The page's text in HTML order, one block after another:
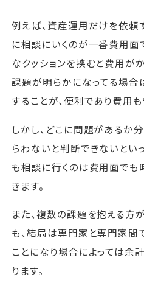
例えば、資産運用だけを依頼
に相談にいくのが一番費用面
なクッションを挟むと費用が
課題が明らかになってる場合
することが、便利であり費用
しかし、どこに問題があるか
らわないと判断できないとい
も相談に行くのは費用面でも
きます。
また、複数の課題を抱える方
も、結局は専門家と専門家
ことになり場合によっては余
ります。